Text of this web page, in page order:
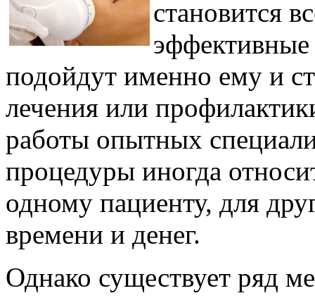
становится
эффективные
подойдут именно ему и
лечения или
работы опытных
процедуры иногда
одному пациенту, для
времени и денег.
Однако существует ряд